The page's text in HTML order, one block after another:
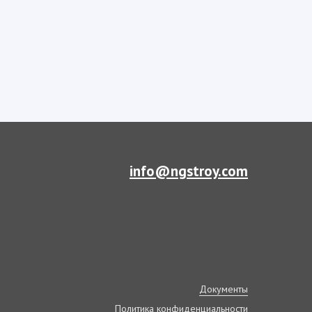
info@ngstroy.com
Документы
Политика конфиденциальности